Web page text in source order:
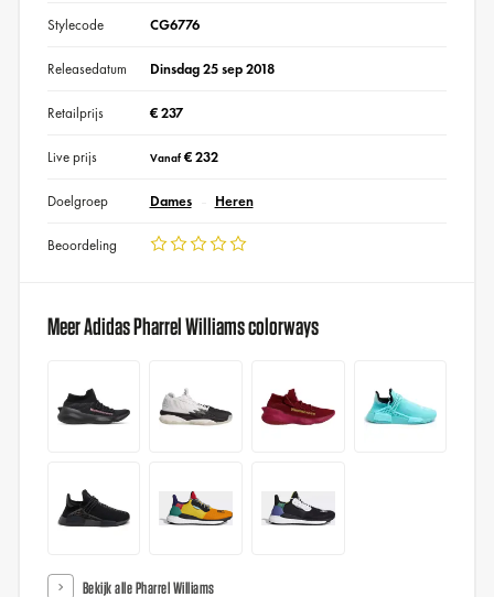
Stylecode CG6776
Releasedatum Dinsdag 25 sep 2018
Retailprijs € 237
Live prijs Vanaf€ 232
Doelgroep Dames Heren
Beoordeling
Meer Adidas Pharrel Williams colorways
Bekijk alle Pharrel Williams